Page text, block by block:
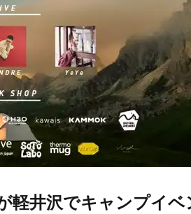
軽井沢でキャンプイ